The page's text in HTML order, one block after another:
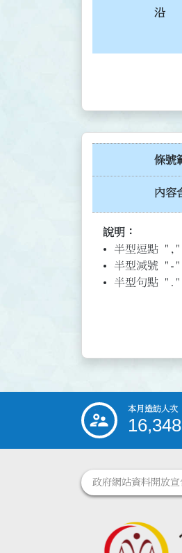
沿
條號
內容
說明：
半型逗點 ","
半型減號 "-"
半型句點 "."
::: 本月造訪人次
16,348
政府網站資料開放宣